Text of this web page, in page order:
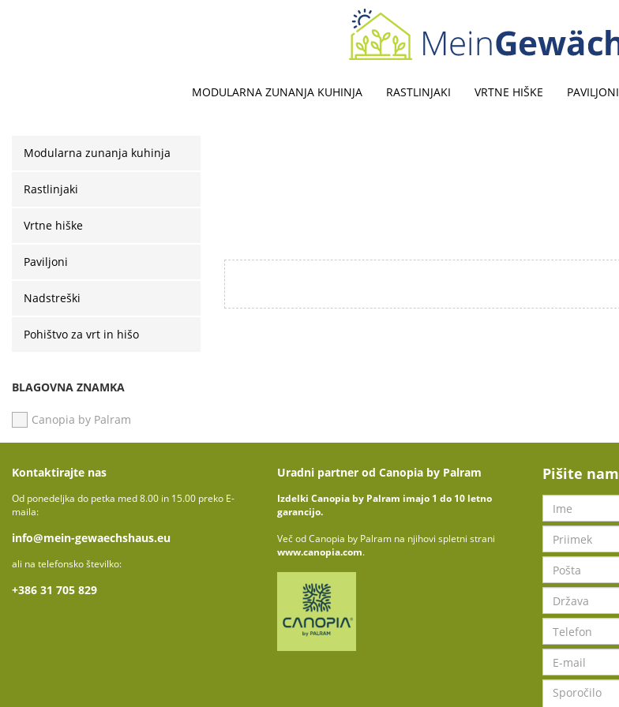
MODULARNA ZUNANJA KUHINJA RASTLINJAKI VRTNE HIŠKE PAVILJONI
Modularna zunanja kuhinja
Rastlinjaki
Vrtne hiške
Paviljoni
Nadstreški
Pohištvo za vrt in hišo
BLAGOVNA ZNAMKA
Canopia by Palram
Kontaktirajte nas
Od ponedeljka do petka med 8.00 in 15.00 preko E-
maila:
info@mein-gewaechshaus.eu
ali na telefonsko številko:
+386 31 705 829
Uradni partner od Canopia by Palram
Izdelki Canopia by Palram imajo 1 do 10 letno
garancijo.
Več od Canopia by Palram na njihovi spletni strani
www.canopia.com.
Pišite nam